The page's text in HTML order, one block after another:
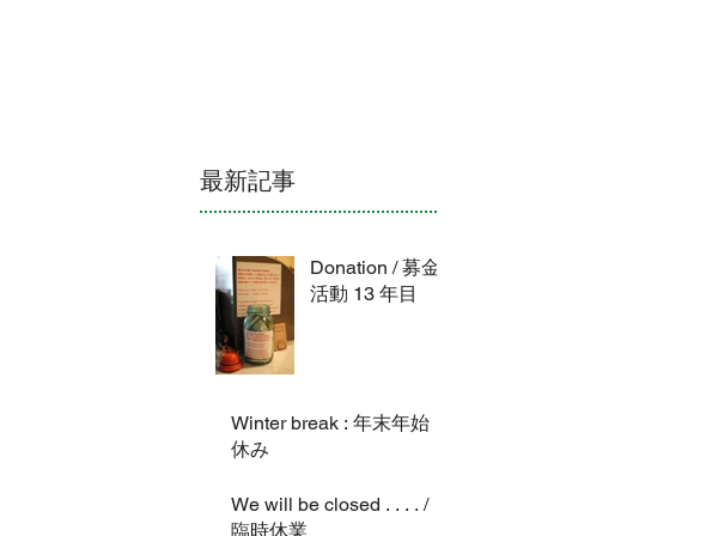
最新記事
Donation / 募金
活動 13 年目
Winter break : 年末年始
休み
We will be closed . . . . /
臨時休業